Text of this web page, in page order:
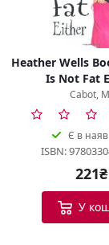
Heather Wells
Is Not Fat
Cabot,
Є в
ISBN:
221₴
У